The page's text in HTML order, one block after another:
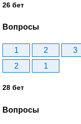
26 бет
Вопросы
1 2 3
2
1
28 бет
Вопросы